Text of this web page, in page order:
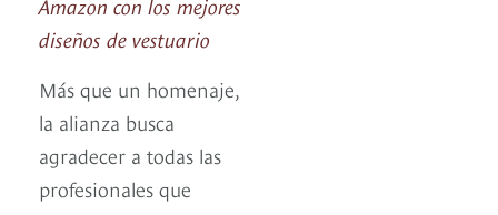
diseños de vestuario
Más que un homenaje,
la alianza busca
agradecer a todas las
profesionales que